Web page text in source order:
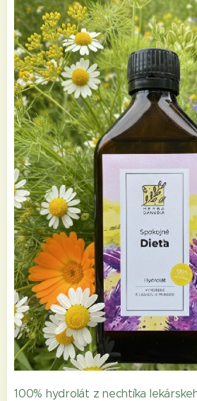
100% hydrolát z nechtíka